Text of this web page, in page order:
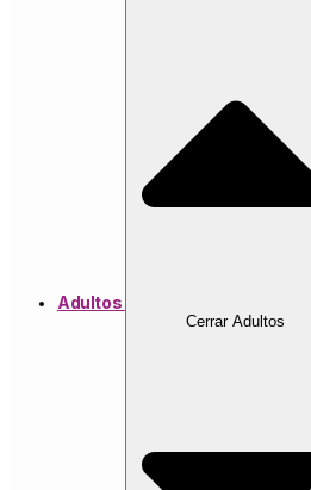
Adultos
Cerrar Adultos